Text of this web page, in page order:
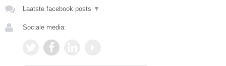
Laatste facebook posts ▼
Sociale media: